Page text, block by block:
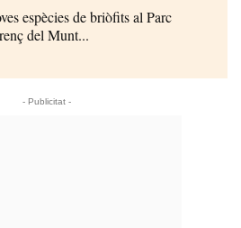
espècies de briòfits al Parc
del Munt...
- Publicitat -